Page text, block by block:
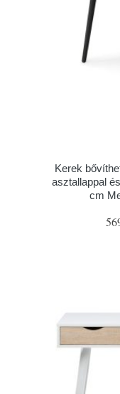
Kerek
asztallappal
cm